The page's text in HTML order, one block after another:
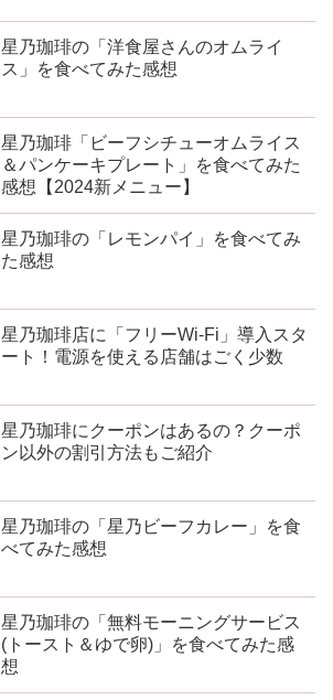
星乃珈琲の「洋食屋さんのオムライ
ス」を食べてみた感想
星乃珈琲「ビーフシチューオムライス
＆パンケーキプレート」を食べてみた
感想【2024新メニュー】
星乃珈琲の「レモンパイ」を食べてみ
た感想
星乃珈琲店に「フリーWi-Fi」導入スタ
ート！電源を使える店舗はごく少数
星乃珈琲にクーポンはあるの？クーポ
ン以外の割引方法もご紹介
星乃珈琲の「星乃ビーフカレー」を食
べてみた感想
星乃珈琲の「無料モーニングサービス
(トースト＆ゆで卵)」を食べてみた感
想